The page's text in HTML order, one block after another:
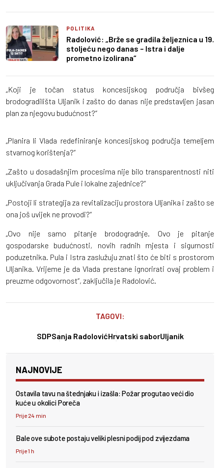
POLITIKA
Radolović: „Brže se gradila željeznica u 19.
stoljeću nego danas – Istra i dalje
prometno izolirana“
„Koji je točan status koncesijskog područja bivšeg
brodogradilišta Uljanik i zašto do danas nije predstavljen jasan
plan za njegovu budućnost?“
„Planira li Vlada redefiniranje koncesijskog područja temeljem
stvarnog korištenja?“
„Zašto u dosadašnjim procesima nije bilo transparentnosti niti
uključivanja Grada Pule i lokalne zajednice?“
„Postoji li strategija za revitalizaciju prostora Uljanika i zašto se
ona još uvijek ne provodi?“
„Ovo nije samo pitanje brodogradnje. Ovo je pitanje
gospodarske budućnosti, novih radnih mjesta i sigurnosti
poduzetnika. Pula i Istra zaslužuju znati što će biti s prostorom
Uljanika. Vrijeme je da Vlada prestane ignorirati ovaj problem i
preuzme odgovornost“, zaključila je Radolović.
TAGOVI:
SDPSanja RadolovićHrvatski saborUljanik
NAJNOVIJE
Ostavila tavu na štednjaku i izašla: Požar progutao veći dio
kuće u okolici Poreča
Prije 24 min
Bale ove subote postaju veliki plesni podij pod zvijezdama
Prije 1 h